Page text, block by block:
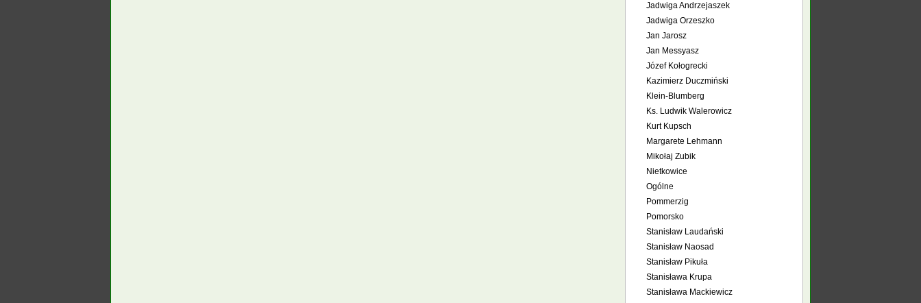
Jadwiga Andrzejaszek
Jadwiga Orzeszko
Jan Jarosz
Jan Messyasz
Józef Kołogrecki
Kazimierz Duczmiński
Klein-Blumberg
Ks. Ludwik Walerowicz
Kurt Kupsch
Margarete Lehmann
Mikołaj Zubik
Nietkowice
Ogólne
Pommerzig
Pomorsko
Stanisław Laudański
Stanisław Naosad
Stanisław Pikuła
Stanisława Krupa
Stanisława Mackiewicz